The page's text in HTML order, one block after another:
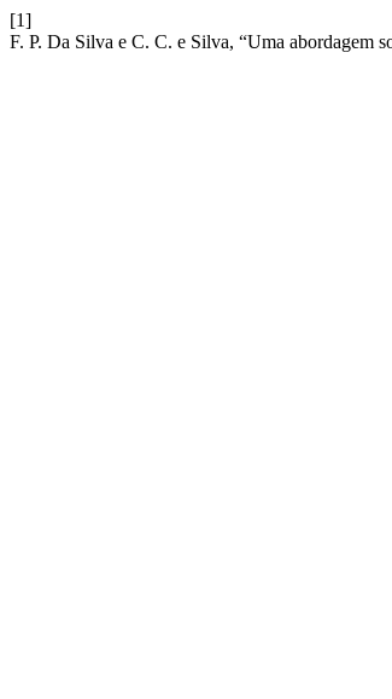
[1]
F. P. Da Silva e C. C. e Silva, “Uma abordagem